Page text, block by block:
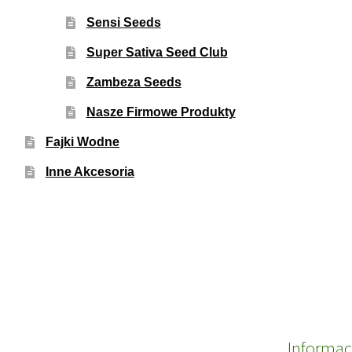
Sensi Seeds
Super Sativa Seed Club
Zambeza Seeds
Nasze Firmowe Produkty
Fajki Wodne
Inne Akcesoria